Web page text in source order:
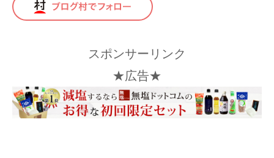
スポンサーリンク
★広告★